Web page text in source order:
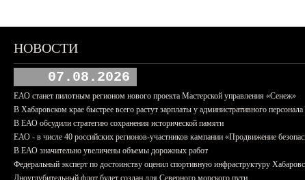
НОВОСТИ
07.08.2026
ЕАО станет пилотным регионом нового проекта Мастерской управления «Сенеж»
В Хабаровском крае быстрее всего растут зарплаты у административного
В ЕАО обсудили стратегию сохранения исторической памяти
ЕАО - в числе 40 российских регионов-участников кампании «Продвижение
В ЕАО значительно увеличены объемы дорожных работ
Федеральный эксперт по достоинству оценил спортивную инфраструктуру
Дноуглубительный флот будет создан для Северного морского пути